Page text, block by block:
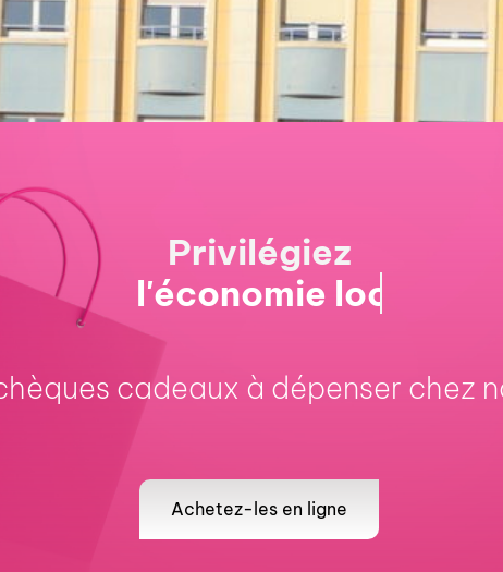
Privilégiez
cadeaux à dépenser chez
Achetez-les en ligne